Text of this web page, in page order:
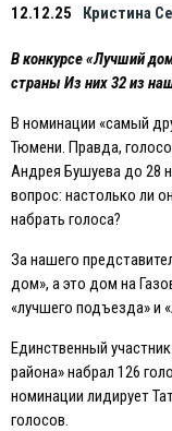
12.12.25 Кристина
В конкурсе «Лучший
страны Из них 32 из
В номинации «самый
Тюмени. Правда,
Андрея Бушуева до 28
вопрос: настолько ли
набрать голоса?
За нашего
дом», а это дом на
«лучшего подъезда» и
Eдинственный
района» набрал 126
номинации лидирует
голосов.